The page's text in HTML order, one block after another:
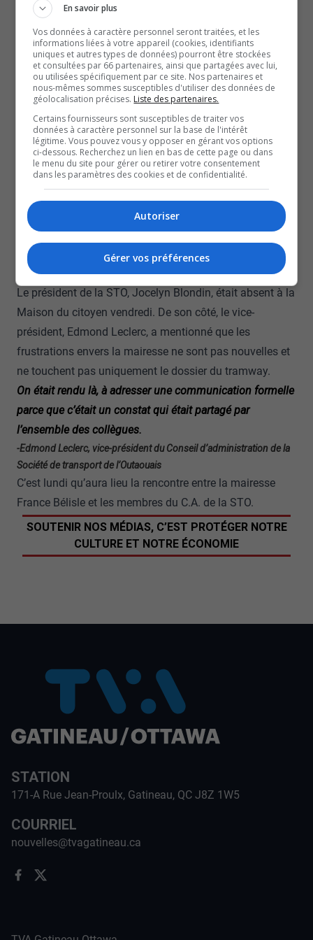
-France Bélisle, mairesse de Gatineau
France Bélisle rejette du revers de la main ces
accusations et s’en prend plutôt aux personnes qui ont
coulé l’information dans les médias. Elle va encore plus
loin en accusant à son prédécesseur, Maxime Pedneaud-
Jobin, de ne rien avoir fait pour le projet de tramway lors
de ses deux mandats à la tête de la Ville.
On pense qu’en 18 mois d’un dossier, qui est le dossier le
plus mal ficelé que j’ai jamais vu, on pense qu’en 18 mois
je vais être Wonder Woman de régler des enjeux de
gouvernance dans les dossiers mal ficelés.
-France Bélisle, mairesse de Gatineau
Un nouveau rebondissement qui arrive quelques jours
après qu’on ait appris que 4 personnes du bureau de
projet du tramway, dont le directeur, on quitté leur poste.
Le président de la STO, Jocelyn Blondin, était absent à la
Maison du citoyen vendredi. De son côté, le vice-
président, Edmond Leclerc, a mentionné que les
frustrations envers la mairesse ne sont pas nouvelles et
ne touchent pas uniquement le dossier du tramway.
On était rendu là, à adresser une communication formelle
parce que c’était un constat qui était partagé par
l’ensemble des collègues.
-Edmond Leclerc, vice-président du Conseil d’administration de la
Société de transport de l’Outaouais
C’est lundi qu’aura lieu la rencontre entre la mairesse
France Bélisle et les membres du C.A. de la STO.
SOUTENIR NOS MÉDIAS, C’EST PROTÉGER NOTRE
CULTURE ET NOTRE ÉCONOMIE
STATION
171-A Rue Jean-Proulx, Gatineau, QC J8Z 1W5
COURRIEL
nouvelles@tvagatineau.ca
En savoir plus
Vos données à caractère personnel seront traitées, et les
informations liées à votre appareil (cookies, identifiants
uniques et autres types de données) pourront être stockées
et consultées par 66 partenaires, ainsi que partagées avec lui,
ou utilisées spécifiquement par ce site. Nos partenaires et
nous-mêmes sommes susceptibles d'utiliser des données de
géolocalisation précises. Liste des partenaires.
Certains fournisseurs sont susceptibles de traiter vos
données à caractère personnel sur la base de l'intérêt
légitime. Vous pouvez vous y opposer en gérant vos options
ci-dessous. Recherchez un lien en bas de cette page ou dans
le menu du site pour gérer ou retirer votre consentement
dans les paramètres des cookies et de confidentialité.
Autoriser
Gérer vos préférences